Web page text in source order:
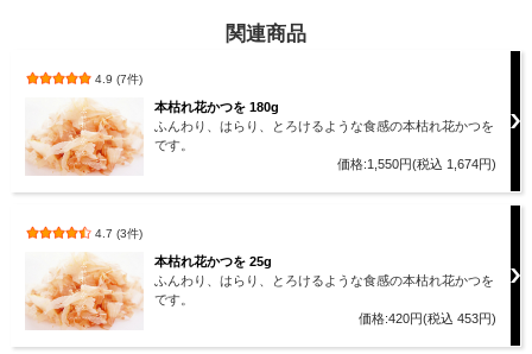
関連商品
4.9 (7件)
本枯れ花かつを 180g
ふんわり、はらり、とろけるような食感の本枯れ花かつを
です。
価格:1,550円(税込 1,674円)
4.7 (3件)
本枯れ花かつを 25g
ふんわり、はらり、とろけるような食感の本枯れ花かつを
です。
価格:420円(税込 453円)